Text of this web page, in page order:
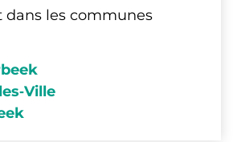
dans les communes